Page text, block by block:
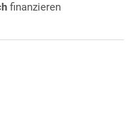
finanzieren